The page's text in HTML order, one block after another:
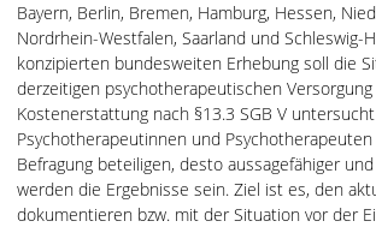
Bayern, Berlin, Bremen, Hamburg, Hessen,
Nordrhein-Westfalen, Saarland und Schleswig-
konzipierten bundesweiten Erhebung soll die
derzeitigen psychotherapeutischen
Kostenerstattung nach §13.3 SGB V
Psychotherapeutinnen und
Befragung beteiligen, desto aussagefähiger
werden die Ergebnisse sein. Ziel ist es, den
dokumentieren bzw. mit der Situation vor der